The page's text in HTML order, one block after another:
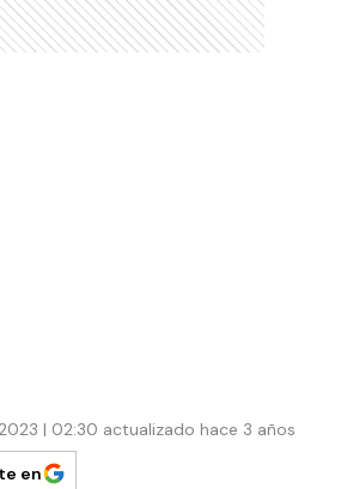
| 02:30 actualizado hace 3 años
en